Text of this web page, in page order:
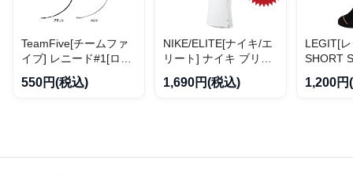
TeamFive[チームファ
イブ] レニード#1[ロン
550円(税込)
NIKE/ELITE[ナイキ/エ
リート] ナイキ ブリー
ズ エリート ショート
スリーブ トップ
1,690円(税込)
LEGIT[
SHORT
02】
1,200円